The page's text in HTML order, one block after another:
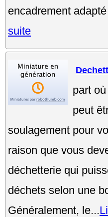
encadrement
suite
part
peut
soulagement pour
raison que vous
déchetterie qui
déchets selon une
Généralement, le...